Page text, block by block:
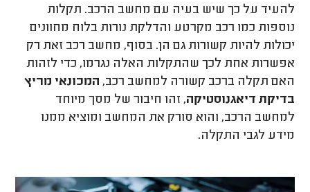
להעיד על כך שיש בעיה עם מחשב הרכב. תקלות
נוספות כמו רכב מקרטע והדלקת נורות בלוח מחוונים
יכולות להיות קשורות גם הן. בסוף, מחשב רכב זאת רק
אפשרות אחת לכך שהתקלות האלה נגרמו, כדי לזהות
האם תקלה ברכב קשורה למחשב רכב, המכונאי מריץ
בדיקת דיאגנוסטיקה, זהו חיבור של מסך מיוחד
למחשב הרכב, והוא סורק את המחשב ומוציא ממנו
מידע לגבי התקלה.